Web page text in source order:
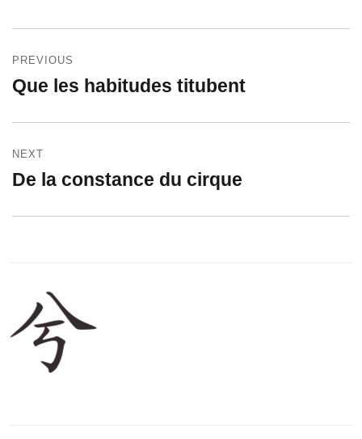
de
l’article
PREVIOUS
Previous
Que les habitudes titubent
NEXT
Next
De la constance du cirque